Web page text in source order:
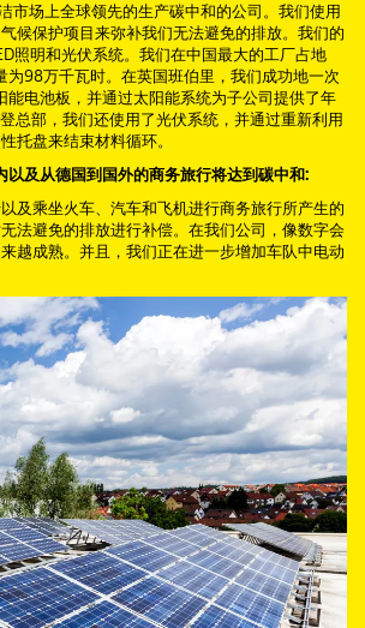
市场上全球领先的生产碳中和的公司。我们使用
候保护项目来弥补我们无法避免的排放。我们的
照明和光伏系统。我们在中国最大的工厂占地
98万千瓦时。在英国班伯里，我们成功地一次
电池板，并通过太阳能系统为子公司提供了年
总部，我们还使用了光伏系统，并通过重新利用
托盘来结束材料循环。
及从德国到国外的商务旅行将达到碳中和:
及乘坐火车、汽车和飞机进行商务旅行所产生的
法避免的排放进行补偿。在我们公司，像数字会
越成熟。并且，我们正在进一步增加车队中电动